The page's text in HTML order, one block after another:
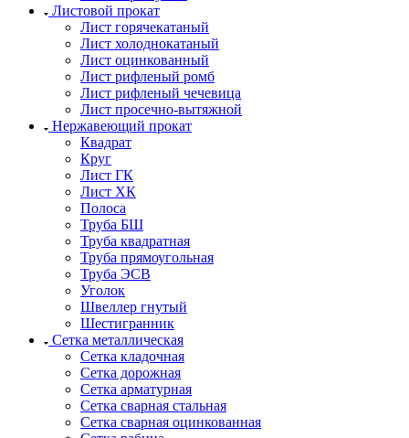
Листовой прокат
Лист горячекатаный
Лист холоднокатаный
Лист оцинкованный
Лист рифленый ромб
Лист рифленый чечевица
Лист просечно-вытяжной
Нержавеющий прокат
Квадрат
Круг
Лист ГК
Лист ХК
Полоса
Труба БШ
Труба квадратная
Труба прямоугольная
Труба ЭСВ
Уголок
Швеллер гнутый
Шестигранник
Сетка металлическая
Сетка кладочная
Сетка дорожная
Сетка арматурная
Сетка сварная стальная
Сетка сварная оцинкованная